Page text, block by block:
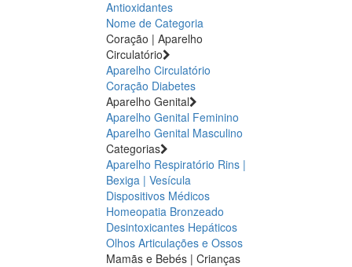
Antioxidantes
Nome de Categoria
Coração | Aparelho
Circulatório
Aparelho Circulatório
Coração Diabetes
Aparelho Genital
Aparelho Genital Feminino
Aparelho Genital Masculino
Categorias
Aparelho Respiratório Rins |
Bexiga | Vesícula
Dispositivos Médicos
Homeopatia Bronzeado
Desintoxicantes Hepáticos
Olhos Articulações e Ossos
Mamãs e Bebés | Crianças